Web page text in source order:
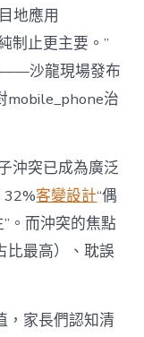
東
西”，
而
非
“家
庭
中
地應用
制止更主要。”
——沙龍現場發布
mobile_phone治
沖突已成為廣泛
32%客變設計“偶
。而沖突的焦點
比最高）、耽誤
，家長們認知清